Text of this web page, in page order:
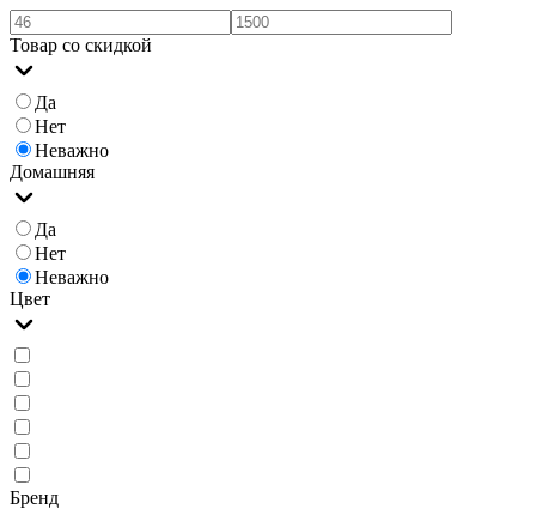
Товар со скидкой
Да
Нет
Неважно
Домашняя
Да
Нет
Неважно
Цвет
Бренд